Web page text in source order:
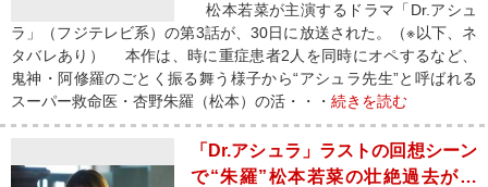
松本若菜が主演するドラマ「Dr.アシュ
ラ」（フジテレビ系）の第3話が、30日に放送された。（※以下、ネ
タバレあり） 本作は、時に重症患者2人を同時にオペするなど、
鬼神・阿修羅のごとく振る舞う様子から“アシュラ先生”と呼ばれる
スーパー救命医・杏野朱羅（松本）の活・・・ 続きを読む
「Dr.アシュラ」ラストの回想シーン
で“朱羅”松本若菜の壮絶過去が…